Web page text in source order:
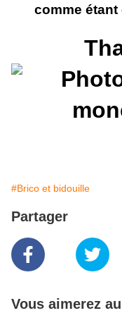
comme
#Brico et bidouille
Partager
Vous aimerez